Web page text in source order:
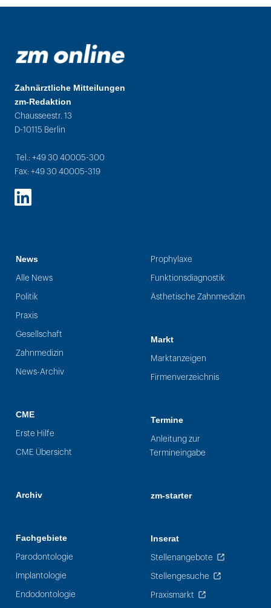
Zahnärztliche Mitteilungen
zm-Redaktion
Chausseestr. 13
D-10115 Berlin
Tel.: +49 30 40005-300
Fax: +49 30 40005-319
LinkedIn
News
Alle News
Politik
Praxis
Gesellschaft
Zahnmedizin
News-Archiv
CME
Erste Hilfe
CME Übersicht
Archiv
Fachgebiete
Parodontologie
Implantologie
Endodontologie
Prophylaxe
Funktionsdiagnostik
Ästhetische Zahnmedizin
Markt
Marktanzeigen
Firmenverzeichnis
Termine
Anleitung zur
Termineingabe
zm-starter
Inserat
Stellenangebote
Stellengesuche
Praxismarkt